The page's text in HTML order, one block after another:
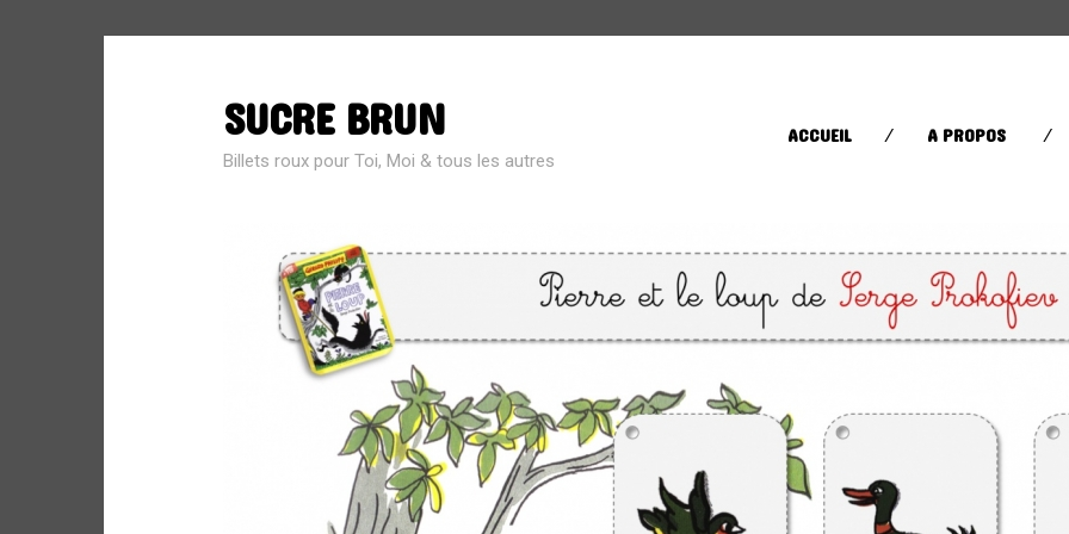
SEARCH
FOR:
CATÉGORIES
Toys in the Attic(11)
MÉTA
Flux des publications
Flux des commentaires
ÉTIQUETTES
AFRICA AFROBEAT
BRIT ROCK
CLASSIQUE
CONTEMPORAIN
SUCRE BRUN
Billets roux pour Toi, Moi & tous les autres
ACCUEIL A PROPOS